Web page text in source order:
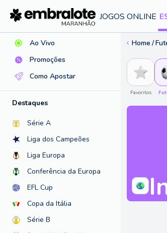
JOGOS ONLINE
Home
Favoritos
FC Bayern
Munique
Ao Vivo
Promoções
Como Apostar
Destaques
Série A
Liga dos Campeões
Liga Europa
Conferência da Europa
EFL Cup
Copa da Itália
Série B